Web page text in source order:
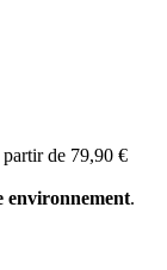
partir de 79,90 €
environnement.